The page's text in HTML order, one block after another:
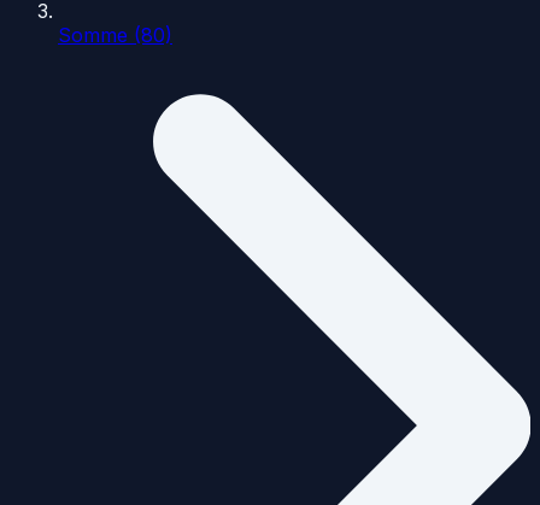
Somme (80)